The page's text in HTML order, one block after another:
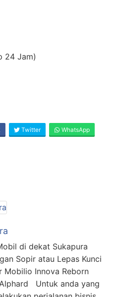
24 Jam)
Twitter WhatsApp
di dekat Sukapura
Sopir atau Lepas Kunci
Mobilio Innova Reborn
Untuk anda yang